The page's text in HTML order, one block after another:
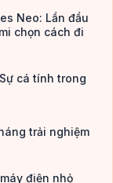
Neo: Lần đầu
chọn cách đi
cá tính trong
trải nghiệm
điện nhỏ